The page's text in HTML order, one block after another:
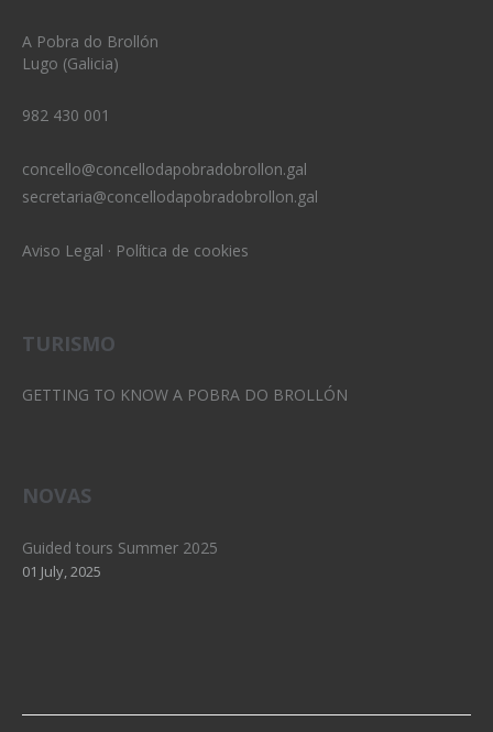
A Pobra do Brollón
Lugo (Galicia)
982 430 001
concello@concellodapobradobrollon.gal
secretaria@concellodapobradobrollon.gal
Aviso Legal · Política de cookies
TURISMO
GETTING TO KNOW A POBRA DO BROLLÓN
NOVAS
Guided tours Summer 2025
01 July, 2025